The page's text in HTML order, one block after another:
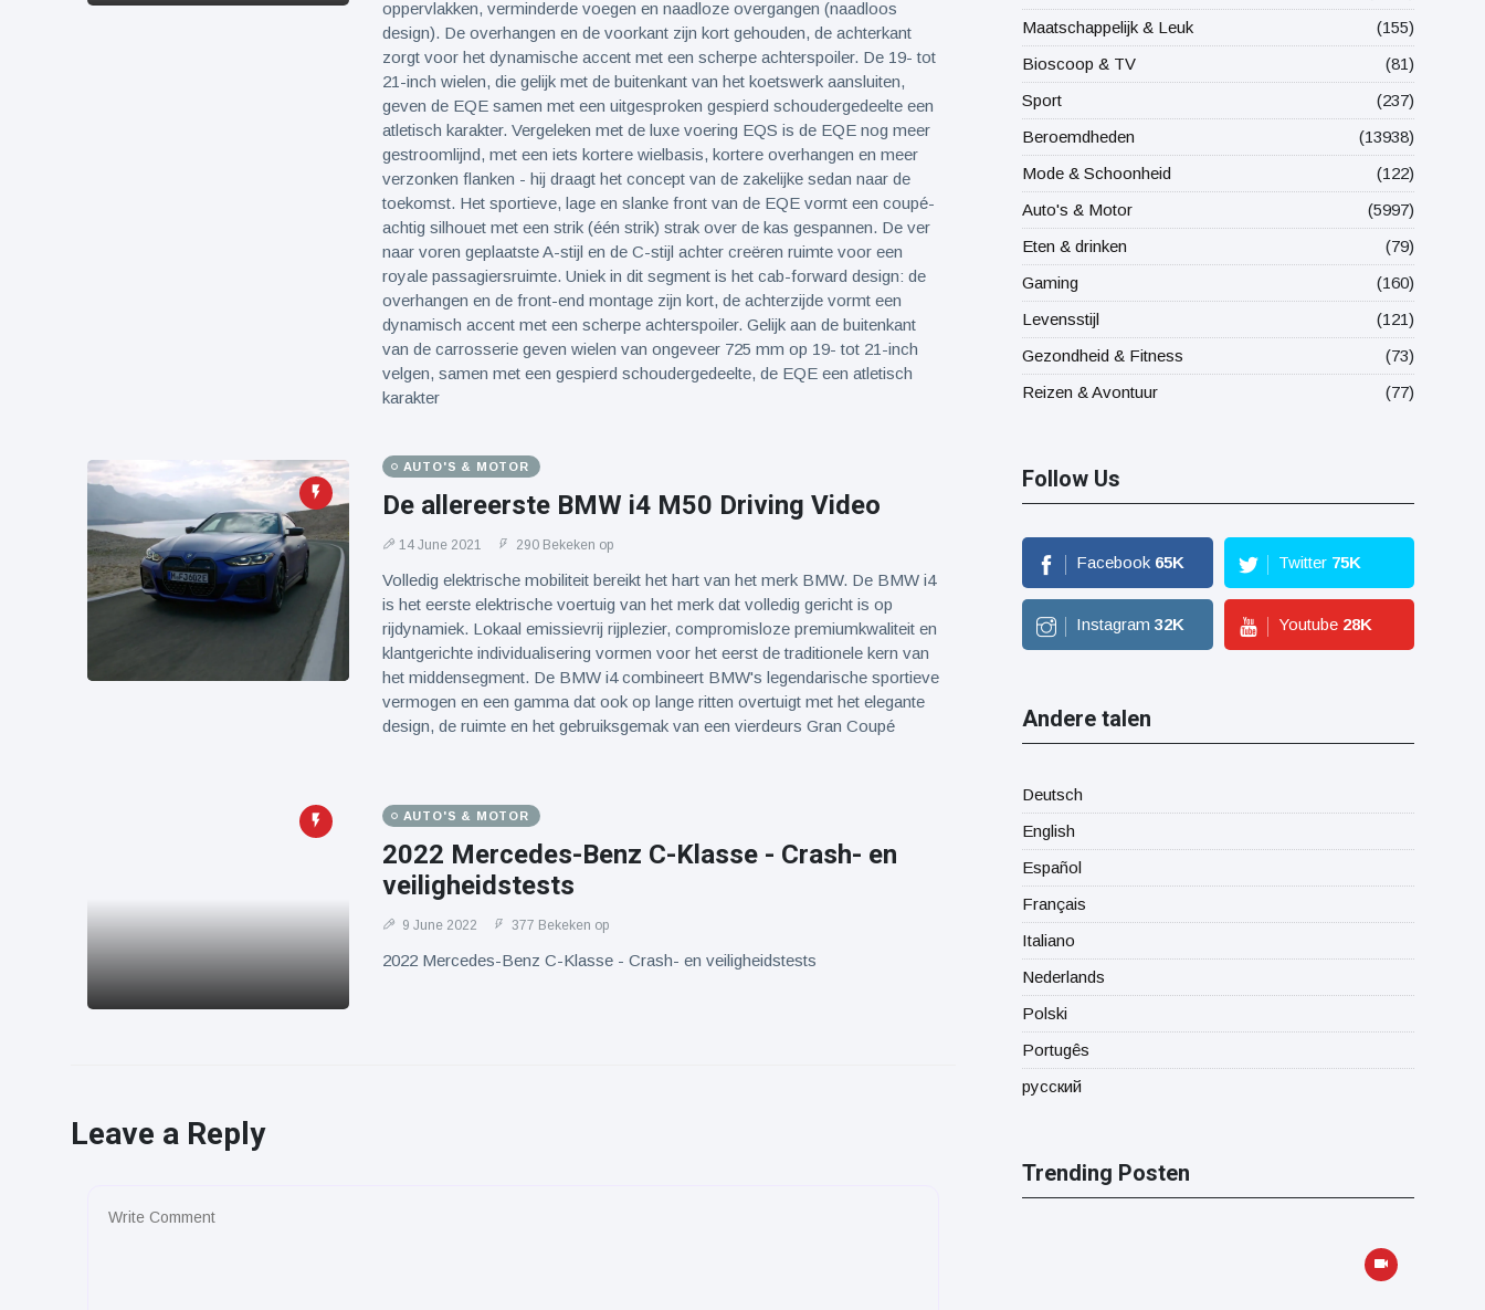
oppervlakken, verminderde voegen en naadloze overgangen (naadloos
design). De overhangen en de voorkant zijn kort gehouden, de achterkant
zorgt voor het dynamische accent met een scherpe achterspoiler. De 19- tot
21-inch wielen, die gelijk met de buitenkant van het koetswerk aansluiten,
geven de EQE samen met een uitgesproken gespierd schoudergedeelte een
atletisch karakter. Vergeleken met de luxe voering EQS is de EQE nog meer
gestroomlijnd, met een iets kortere wielbasis, kortere overhangen en meer
verzonken flanken - hij draagt ​​het concept van de zakelijke sedan naar de
toekomst. Het sportieve, lage en slanke front van de EQE vormt een coupé-
achtig silhouet met een strik (één strik) strak over de kas gespannen. De ver
naar voren geplaatste A-stijl en de C-stijl achter creëren ruimte voor een
royale passagiersruimte. Uniek in dit segment is het cab-forward design: de
overhangen en de front-end montage zijn kort, de achterzijde vormt een
dynamisch accent met een scherpe achterspoiler. Gelijk aan de buitenkant
van de carrosserie geven wielen van ongeveer 725 mm op 19- tot 21-inch
velgen, samen met een gespierd schoudergedeelte, de EQE een atletisch
karakter
AUTO'S & MOTOR
De allereerste BMW i4 M50 Driving Video
14 June 2021 290 Bekeken op
Volledig elektrische mobiliteit bereikt het hart van het merk BMW. De BMW i4
is het eerste elektrische voertuig van het merk dat volledig gericht is op
rijdynamiek. Lokaal emissievrij rijplezier, compromisloze premiumkwaliteit en
klantgerichte individualisering vormen voor het eerst de traditionele kern van
het middensegment. De BMW i4 combineert BMW's legendarische sportieve
vermogen en een gamma dat ook op lange ritten overtuigt met het elegante
design, de ruimte en het gebruiksgemak van een vierdeurs Gran Coupé
AUTO'S & MOTOR
2022 Mercedes-Benz C-Klasse - Crash- en
veiligheidstests
9 June 2022 377 Bekeken op
2022 Mercedes-Benz C-Klasse - Crash- en veiligheidstests
Leave a Reply
Maatschappelijk & Leuk
(155)
Bioscoop & TV
(81)
Sport
(237)
Beroemdheden
(13938)
Mode & Schoonheid
(122)
Auto's & Motor
(5997)
Eten & drinken
(79)
Gaming
(160)
Levensstijl
(121)
Gezondheid & Fitness
(73)
Reizen & Avontuur
(77)
Follow Us
Facebook 65K Twitter 75K
Instagram 32K Youtube 28K
Andere talen
Deutsch
English
Español
Français
Italiano
Nederlands
Polski
Portugês
русский
Trending Posten